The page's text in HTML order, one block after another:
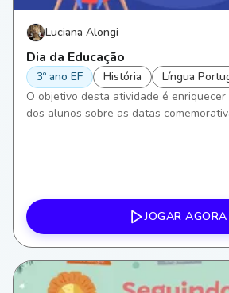
Luciana Alongi
Dia da Educação
3º ano EF História
Língua
O objetivo desta atividade é
dos alunos sobre as datas
JOGAR AGORA